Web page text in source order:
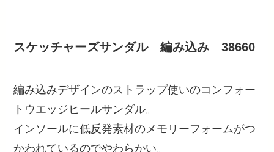
スケッチャーズサンダル 編み込み 38660
編み込みデザインのストラップ使いのコンフォー
トウエッジヒールサンダル。
インソールに低反発素材のメモリーフォームがつ
かわれているのでやわらかい。